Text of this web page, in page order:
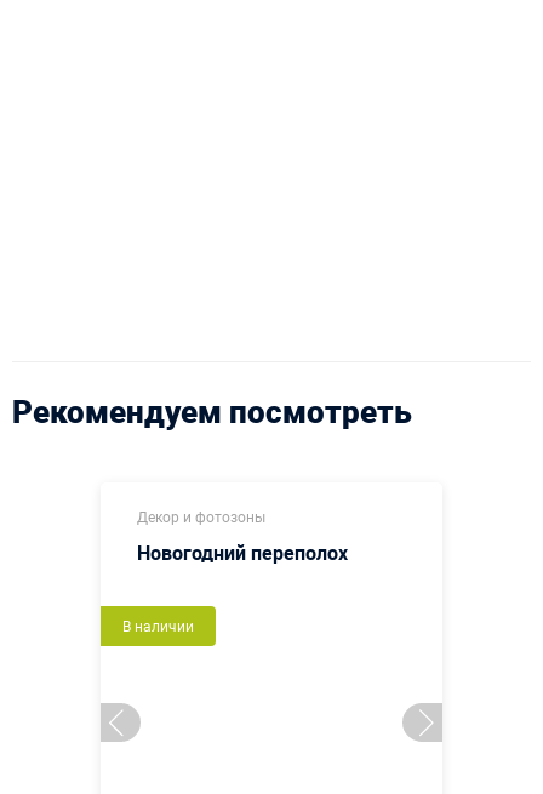
Рекомендуем посмотреть
Декор и фотозоны
Новогодний переполох
В наличии